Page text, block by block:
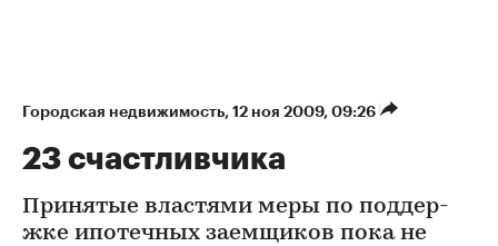
Городская недвижимость⁠, 12 ноя 2009, 09:26
23 счастливчика
Принятые властями меры по под­дер­
жке ипотечных заемщиков пока не